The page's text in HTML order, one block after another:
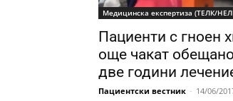
Медицинска експертиза (ТЕЛК/
Пациенти с гноен
още чакат
две години
Пациентски вестник - 14/06/